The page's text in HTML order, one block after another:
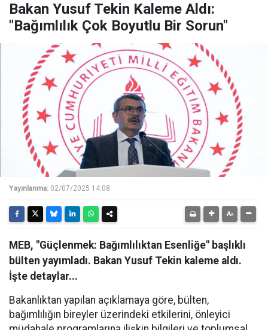
Bakan Yusuf Tekin Kaleme Aldı:
"Bağımlılık Çok Boyutlu Bir Sorun"
Yayınlanma: 02/07/2025 14:08
MEB, "Güçlenmek: Bağımlılıktan Esenliğe" başlıklı
bülten yayımladı. Bakan Yusuf Tekin kaleme aldı.
İşte detaylar...
Bakanlıktan yapılan açıklamaya göre, bülten,
bağımlılığın bireyler üzerindeki etkilerini, önleyici